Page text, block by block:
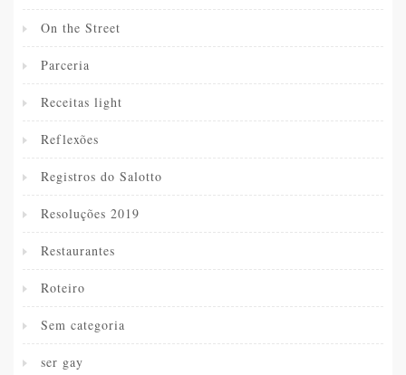
On the Street
Parceria
Receitas light
Reflexões
Registros do Salotto
Resoluções 2019
Restaurantes
Roteiro
Sem categoria
ser gay